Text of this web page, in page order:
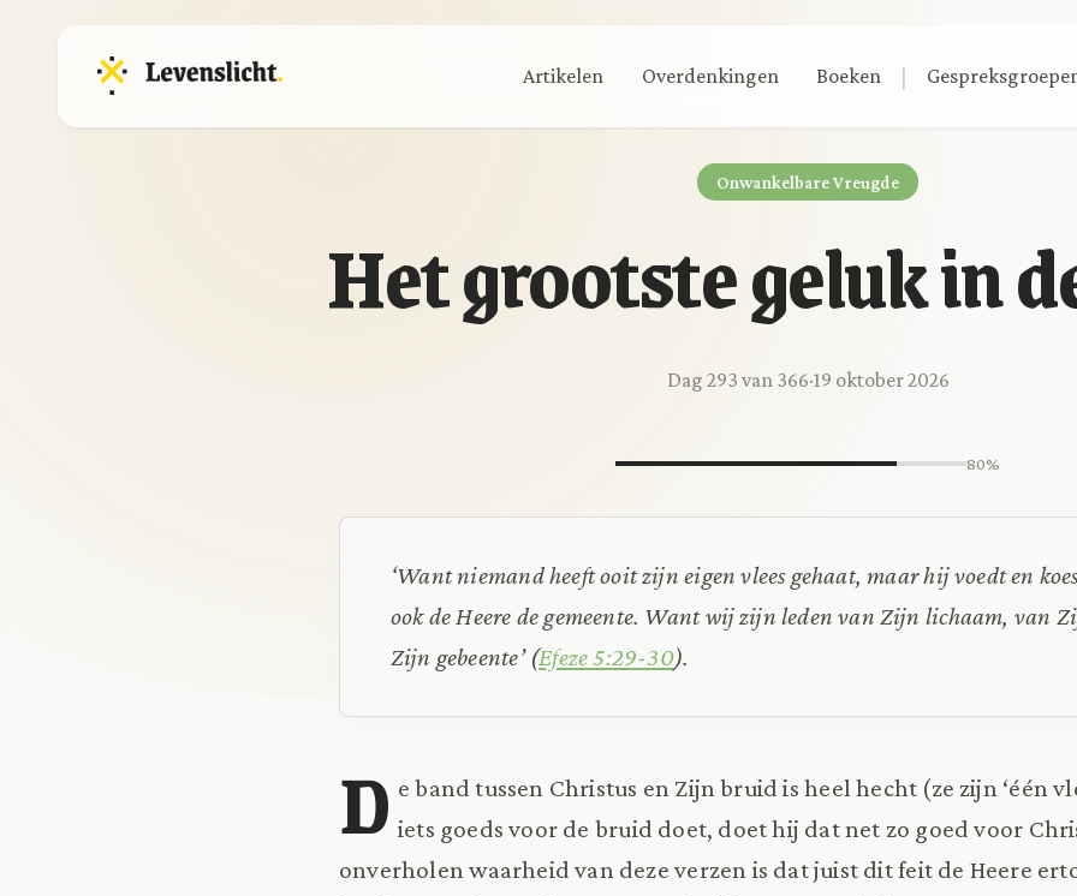
Artikelen Overdenkingen Boeken |
Onwankelbare Vreugde
Het grootste geluk in
Dag 293 van 366·19 oktober 2026
80%
‘Want niemand heeft ooit zijn eigen vlees gehaat, maar hij voedt en
ook de Heere de gemeente. Want wij zijn leden van Zijn lichaam, van
Zijn gebeente’ (Efeze 5:29-30).
D e band tussen Christus en Zijn bruid is heel hecht (ze zijn ‘één
iets goeds voor de bruid doet, doet hij dat net zo goed voor
onverholen waarheid van deze verzen is dat juist dit feit de Heere